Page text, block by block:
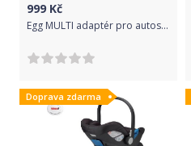
999 Kč
Egg MULTI adaptér pro autos. Nižší BLACK
Doprava zdarma